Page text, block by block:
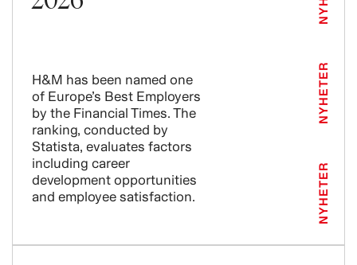
H&M has been named one
of Europe’s Best Employers
by the Financial Times. The
ranking, conducted by
Statista, evaluates factors
including career
development opportunities
and employee satisfaction.
NYHETER
NYHETER